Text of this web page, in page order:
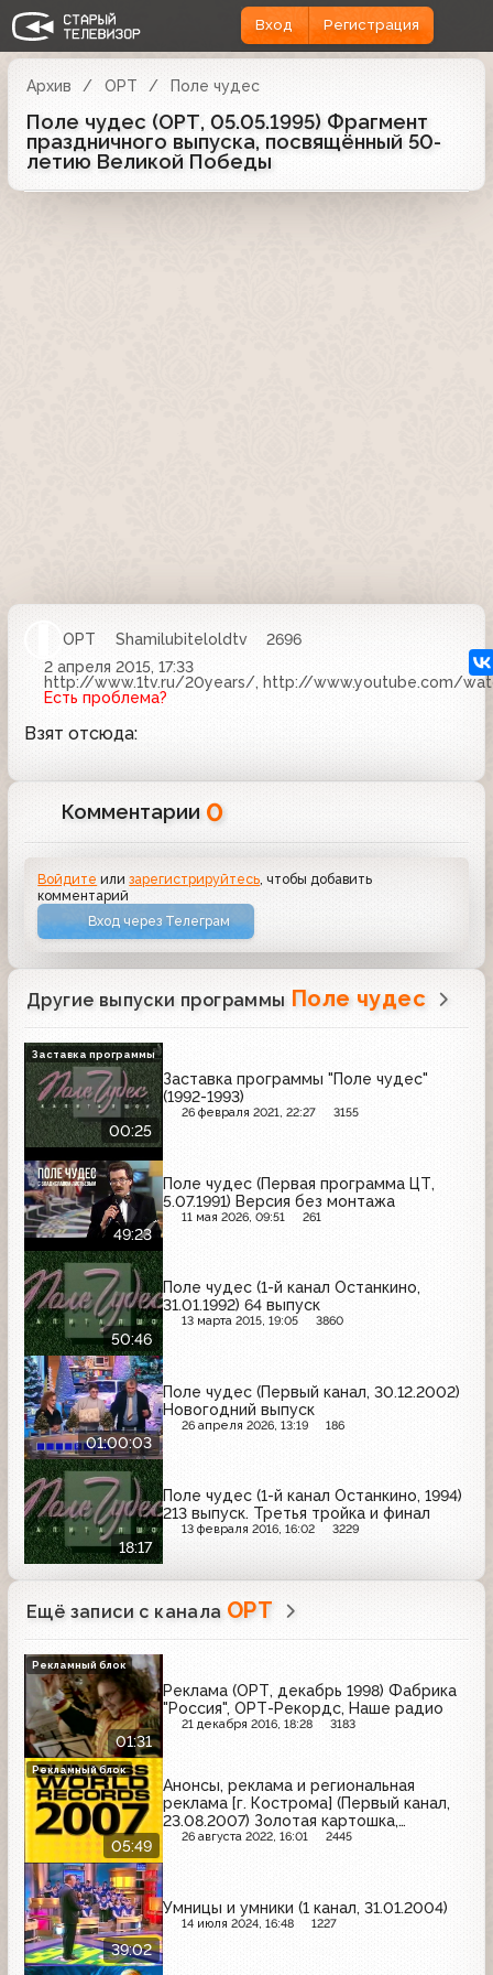
Вход Регистрация
Архив ОРТ Поле чудес
Поле чудес (ОРТ, 05.05.1995) Фрагмент
праздничного выпуска, посвящённый 50-
летию Великой Победы
ОРТ Shamilubiteloldtv
2696
2 апреля 2015, 17:33
http://www.1tv.ru/20years/, http://www.youtube.com/
Есть проблема?
Взят отсюда:
Комментарии 0
Войдите илизарегистрируйтесь , чтобы добавить
комментарий
Вход через Телеграм
Другие выпуски программы Поле чудес
00:25
Заставка программы "Поле чудес"
(1992-1993)
26 февраля 2021, 22:27 3155
Заставка программы
49:23
Поле чудес (Первая программа ЦТ,
5.07.1991) Версия без монтажа
11 мая 2026, 09:51 261
50:46
Поле чудес (1-й канал Останкино,
31.01.1992) 64 выпуск
13 марта 2015, 19:05 3860
01:00:03
Поле чудес (Первый канал, 30.12.2002)
Новогодний выпуск
26 апреля 2026, 13:19 186
18:17
Поле чудес (1-й канал Останкино, 1994)
213 выпуск. Третья тройка и финал
13 февраля 2016, 16:02 3229
Ещё записи с канала ОРТ
01:31
Реклама (ОРТ, декабрь 1998) Фабрика
"Россия", ОРТ-Рекордс, Наше радио
21 декабря 2016, 18:28 3183
Рекламный блок
05:49
Анонсы, реклама и региональная
реклама [г. Кострома] (Первый канал,
23.08.2007) Золотая картошка,
Махеевъ, Эльдорадо, Samsung, Чудо,
26 августа 2022, 16:01 2445
Рекламный блок
39:02
Умницы и умники (1 канал, 31.01.2004)
14 июля 2024, 16:48 1227